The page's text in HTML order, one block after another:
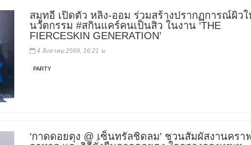
สมูทอี เปิดตัว หลิง-ออม ร่วมสร้างปรากฏการณ์ผิว
นวัตกรรม #สกินแคร์คนเป็นสิว ในงาน ‘THE
FIERCESKIN GENERATION’
4 สิงหาคม 2569, 16:21 น.
PARTY
‘กาดดอยตุง @ เซ็นทรัลชิดลม’ ชวนสัมผัสงานครา